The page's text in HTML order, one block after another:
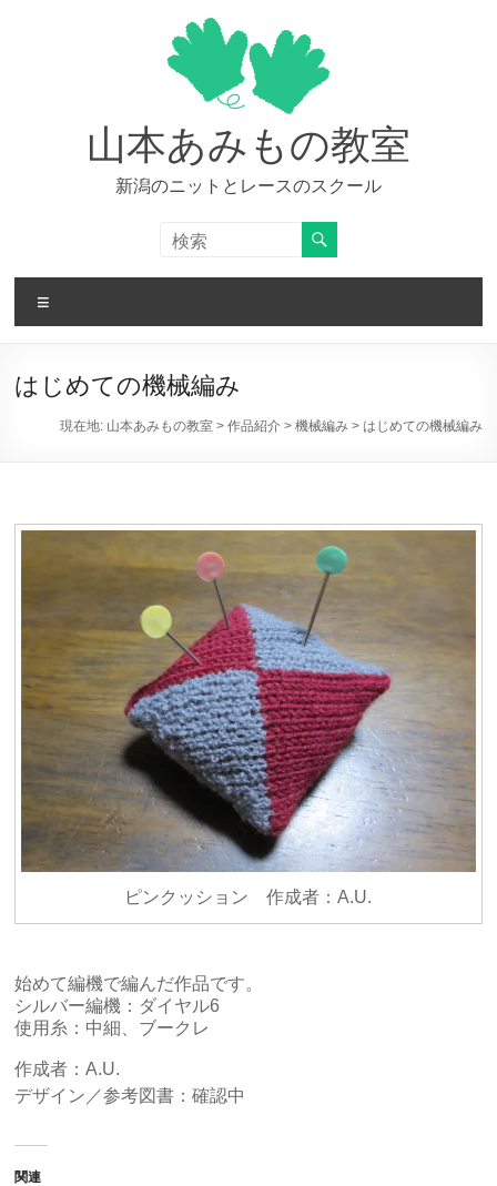
山本あみもの教室
新潟のニットとレースのスクール
ニ
ー
はじめての機械編み
現在地: 山本あみもの教室> 作品紹介> 機械編み> はじめての機械編み
ピンクッション 作成者：A.U.
始めて編機で編んだ作品です。
シルバー編機：ダイヤル6
使用糸：中細、ブークレ
作成者：A.U.
デザイン／参考図書：確認中
関連